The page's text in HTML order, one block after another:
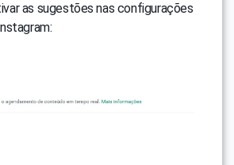
as sugestões nas configurações